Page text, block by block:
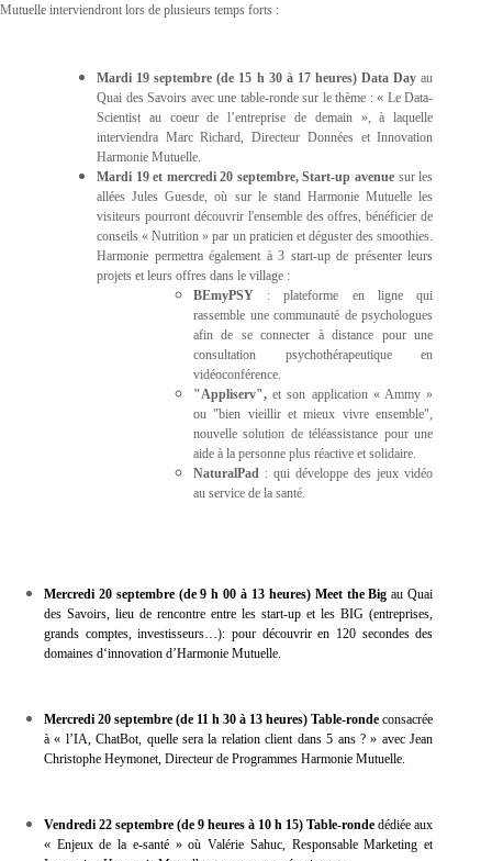
Mutuelle interviendront lors de plusieurs temps forts :
Mardi 19 septembre (de 15 h 30 à 17 heures) Data Dayau
Quai des Savoirs avec une table-ronde sur le thème : « Le Data-
Scientist au coeur de l’entreprise de demain », à laquelle
interviendra Marc Richard, Directeur Données et Innovation
Harmonie Mutuelle.
Mardi 19 et mercredi 20 septembre, Start-up avenue sur les
allées Jules Guesde, où sur le stand Harmonie Mutuelle les
visiteurs pourront découvrir l'ensemble des offres, bénéficier de
conseils « Nutrition » par un praticien et déguster des smoothies.
Harmonie permettra également à 3 start-up de présenter leurs
projets et leurs offres dans le village :
BEmyPSY : plateforme en ligne qui
rassemble une communauté de psychologues
afin de se connecter à distance pour une
consultation psychothérapeutique en
vidéoconférence.
"Appliserv",et son application « Ammy »
ou "bien vieillir et mieux vivre ensemble",
nouvelle solution de téléassistance pour une
aide à la personne plus réactive et solidaire.
NaturalPad : qui développe des jeux vidéo
au service de la santé.
Mercredi 20 septembre (de 9 h 00 à 13 heures) Meet the Bigau Quai
des Savoirs, lieu de rencontre entre les start-up et les BIG (entreprises,
grands comptes, investisseurs…): pour découvrir en 120 secondes des
domaines d‘innovation d’Harmonie Mutuelle.
Mercredi 20 septembre (de 11 h 30 à 13 heures) Table-rondeconsacrée
à « l’IA, ChatBot, quelle sera la relation client dans 5 ans ? » avec Jean
Christophe Heymonet, Directeur de Programmes Harmonie Mutuelle.
Vendredi 22 septembre (de 9 heures à 10 h 15) Table-rondedédiée aux
« Enjeux de la e-santé » où Valérie Sahuc, Responsable Marketing et